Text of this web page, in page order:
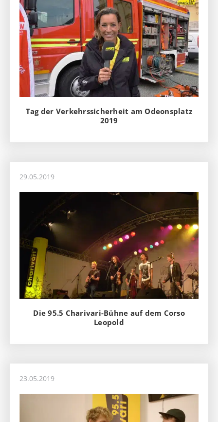
Tag der Verkehrssicherheit am Odeonsplatz
2019
29.05.2019
Die 95.5 Charivari-Bühne auf dem Corso
Leopold
23.05.2019